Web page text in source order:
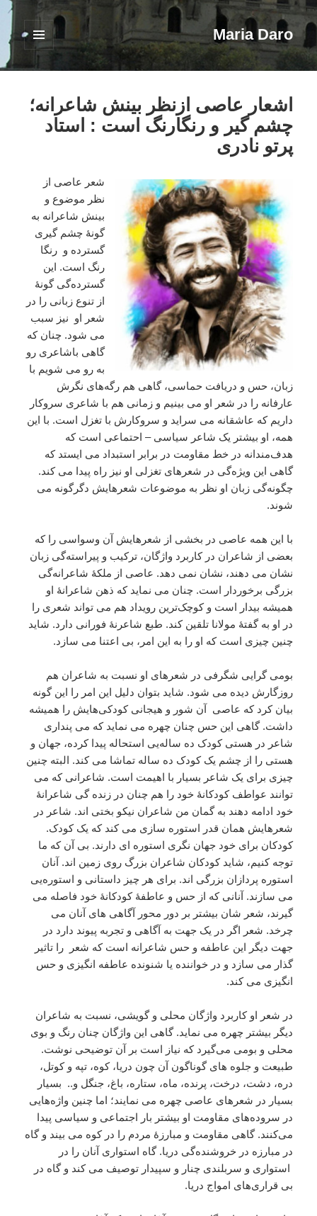
Maria Daro
فهرست
ابزارک‌ها
اشعار عاصی ازنظر بینش شاعرانه؛
چشم گیر و رنگارنگ است : استاد
پرتو نادری
شعر عاصی از
نظر موضوع و
بینش شاعرانه به
گونۀ چشم گیری
گسترده و رنگا
رنگ است. این
گسترده‌گی گونۀ
از تنوع زبانی را در
شعر او نیز سبب
می شود. چنان که
گاهی باشاعری رو
به رو می شویم با
زبان، حس و دریافت حماسی، گاهی هم رگه‌های نگرش
عارفانه را در شعر او می بینیم و زمانی هم با شاعری سروکار
داریم که عاشقانه می سراید و سروکارش با تغزل است. با این
همه، او بیشتر یک شاعر سیاسی – احتماعی است که
هدف‌مندانه در خط مقاومت در برابر استبداد می ایستد که
گاهی این ویژه‌گی در شعرهای تغزلی او نیز راه پیدا می کند.
چگونه‌گی زبان او نظر به موضوعات شعرهایش دگرگونه می
شوند.
با این همه عاصی در بخشی از شعرهایش آن وسواسی را که
بعضی از شاعران در کاربرد واژگان، ترکیب و پیراسته‌گی زبان
نشان می دهند، نشان نمی دهد. عاصی از ملکۀ شاعرانه‌گی
بزرگی برخوردار است. چنان می نماید که ذهن شاعرانۀ او
همیشه بیدار است و کوچک‌ترین رویداد هم می تواند شعری را
در او به گفتۀ مولانا تلقین کند. طبع شاعرنۀ فورانی دارد. شاید
چنین چیزی است که او را به این امر، بی اعتنا می سازد.
بومی گرایی شگرفی در شعرهای او نسبت به شاعران هم
روزگارش دیده می شود. شاید بتوان دلیل این امر را این گونه
بیان کرد که عاصی آن شور و هیجانی کودکی‌هایش را همیشه
داشت. گاهی این حس چنان چهره می نماید که می پنداری
شاعر در هستی کودک ده ساله‌یی استحاله پیدا کرده، جهان و
هستی را از چشم یک کودک ده ساله تماشا می کند. البته چنین
چیزی برای یک شاعر بسیار با اهیمت است. شاعرانی که می
توانند عواطف کودکانۀ خود را هم چنان در زنده گی شاعرانۀ
خود ادامه دهند به گمان من شاعران نیکو بختی اند. شاعر در
شعرهایش همان قدر استوره‌ سازی می کند که یک کودک.
کودکان برای خود جهان نگری استوره‌ ای دارند. بی آن که ما
توجه کنیم، شاید کودکان شاعران بزرگ روی زمین اند. آنان
استوره‌ پردازان بزرگی اند. برای هر چیز داستانی و استوره‌یی
می سازند. آنانی که از حس و عاطفۀ کودکانۀ خود فاصله می
گیرند، شعر شان بیشتر بر دور محور آگاهی های آنان می
چرخد. شعر اگر در یک جهت به آگاهی و تجربه پیوند دارد در
جهت دیگر این عاطفه و حس شاعرانه است که شعر را تاثیر
گذار می سازد و در خواننده یا شنونده عاطفه انگیزی و حس
انگیزی می کند.
در شعر او کاربرد واژگان محلی و گویشی، نسبت به شاعران
دیگر بیشتر چهره می نماید. گاهی این واژگان چنان رنگ و بوی
محلی و بومی می‌گیرد که نیاز است بر آن توضیحی نوشت.
طبیعت و جلوه های گوناگون آن چون دریا، کوه، تپه و کوتل،
دره، دشت، درخت، پرنده، ماه، ستاره، باغ، جنگل و.. بسیار
بسیار در شعرهای عاصی چهره می نمایند؛ اما چنین واژه‌هایی
در سروده‌های مقاومت او بیشتر بار اجتماعی و سیاسی پیدا
می‌کنند. گاهی مقاومت و مبارزۀ مردم را در کوه می بیند و گاه
در مبارزه در خروشنده‌گی دریا. گاه استواری آنان را در
استواری و سربلندی چنار و سپیدار توصیف می کند و گاه در
بی قراری‌های امواج دریا.